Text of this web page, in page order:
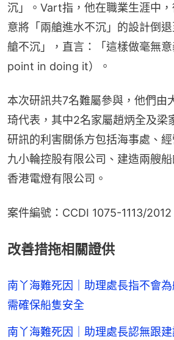
沉」。Vart指，他在職業生涯中
意將「兩艙進水不沉」的設計倒
艙不沉」，直言：「這樣做毫無
point in doing it）。
本次研訊共7名難屬參與，他們由
琦代表，其中2名家屬趙炳全及梁
研訊的利害關係方包括海事處、
九小輪控股有限公司、建造兩艘
香港電燈有限公司。
案件編號：CCDI 1075-1113/2012
改善措拖相關證供
南丫海難死因｜助理處長指不會
需確保船隻安全
南丫海難死因｜助理處長認無跟